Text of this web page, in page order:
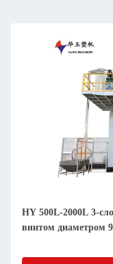
HY 500L-2000L 3-
винтом диаметром